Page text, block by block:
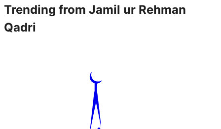
Trending from Jamil ur Rehman
Qadri